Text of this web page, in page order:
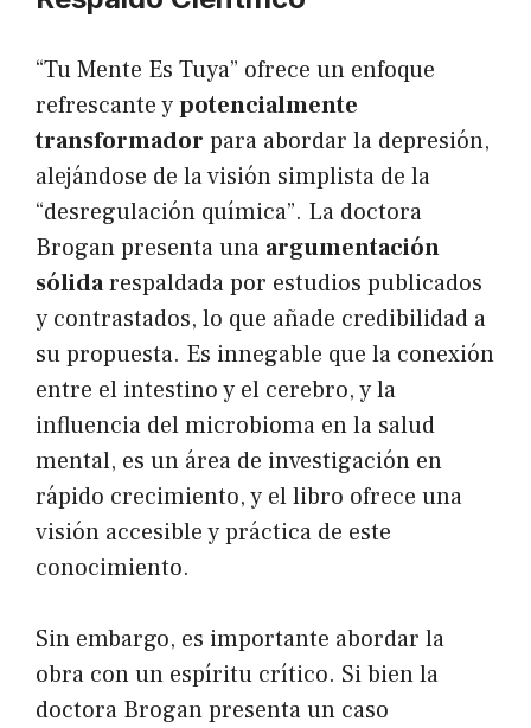
“Tu Mente Es Tuya” ofrece un enfoque
refrescante ypotencialmente
transformador para abordar la depresión,
alejándose de la visión simplista de la
“desregulación química”. La doctora
Brogan presenta una argumentación
sólidarespaldada por estudios publicados
y contrastados, lo que añade credibilidad a
su propuesta. Es innegable que la conexión
entre el intestino y el cerebro, y la
influencia del microbioma en la salud
mental, es un área de investigación en
rápido crecimiento, y el libro ofrece una
visión accesible y práctica de este
conocimiento.
Sin embargo, es importante abordar la
obra con un espíritu crítico. Si bien la
doctora Brogan presenta un caso